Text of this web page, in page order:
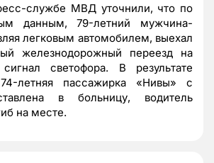
службе МВД уточнили, что по
данным, 79-летний мужчина-
легковым автомобилем, выехал
железнодорожный переезд на
светофора. В результате
74-летняя пассажирка «Нивы» с
в больницу, водитель
на месте.